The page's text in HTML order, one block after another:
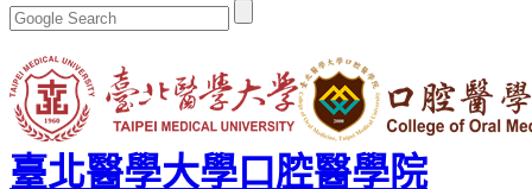
臺北醫學大學口腔醫學院